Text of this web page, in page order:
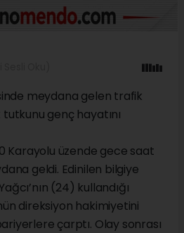
meydana gelen trafik
genç hayatını
Karayolu üzende gece saat
geldi. Edinilen bilgiye
(24) kullandığı
direksiyon hakimiyetini
çarptı. Olay sonrası